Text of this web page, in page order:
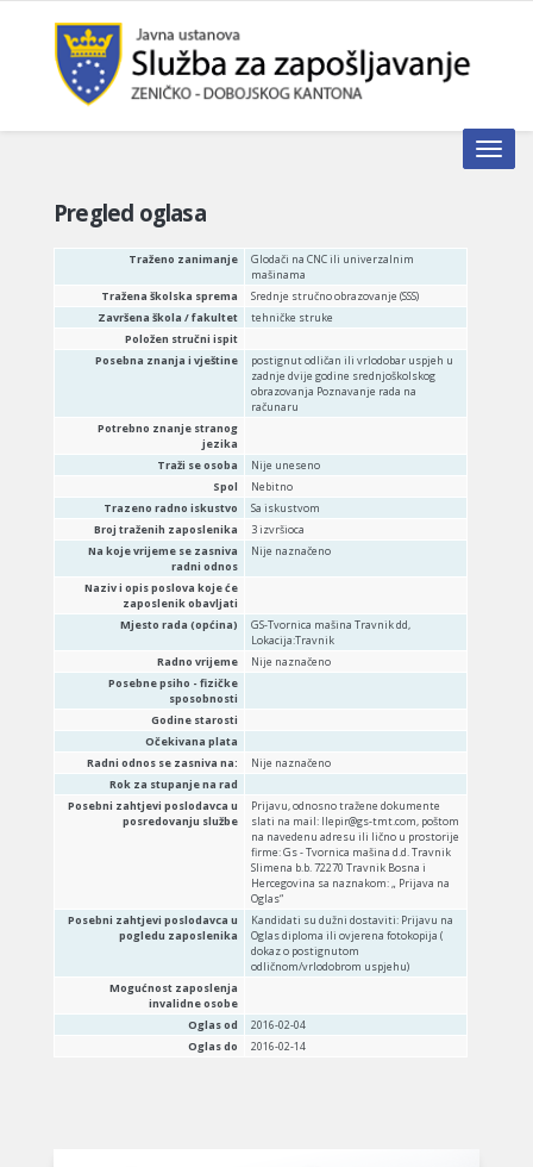
Toggle
Pregled oglasa
Traženo zanimanje
Glodači na CNC ili univerzalnim
mašinama
Tražena školska sprema
Srednje stručno obrazovanje (SSS)
Završena škola / fakultet
tehničke struke
Položen stručni ispit
Posebna znanja i vještine
postignut odličan ili vrlodobar uspjeh u
zadnje dvije godine srednjoškolskog
obrazovanja Poznavanje rada na
računaru
Potrebno znanje stranog
jezika
Traži se osoba
Nije uneseno
Spol
Nebitno
Trazeno radno iskustvo
Sa iskustvom
Broj traženih zaposlenika
3 izvršioca
Na koje vrijeme se zasniva
radni odnos
Nije naznačeno
Naziv i opis poslova koje će
zaposlenik obavljati
Mjesto rada (općina)
GS-Tvornica mašina Travnik dd,
Lokacija:Travnik
Radno vrijeme
Nije naznačeno
Posebne psiho - fizičke
sposobnosti
Godine starosti
Očekivana plata
Radni odnos se zasniva na:
Nije naznačeno
Rok za stupanje na rad
Posebni zahtjevi poslodavca u
posredovanju službe
Prijavu, odnosno tražene dokumente
slati na mail: llepir@gs-tmt.com, poštom
na navedenu adresu ili lično u prostorije
firme: Gs - Tvornica mašina d.d. Travnik
Slimena b.b. 72270 Travnik Bosna i
Hercegovina sa naznakom: „ Prijava na
Oglas“
Posebni zahtjevi poslodavca u
pogledu zaposlenika
Kandidati su dužni dostaviti: Prijavu na
Oglas diploma ili ovjerena fotokopija (
dokaz o postignutom
odličnom/vrlodobrom uspjehu)
Mogućnost zaposlenja
invalidne osobe
Oglas od
2016-02-04
Oglas do
2016-02-14